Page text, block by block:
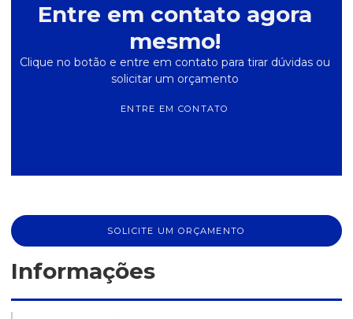
Entre em contato agora
mesmo!
Clique no botão e entre em contato para tirar dúvidas ou
solicitar um orçamento
ENTRE EM CONTATO
SOLICITE UM ORÇAMENTO
Informações